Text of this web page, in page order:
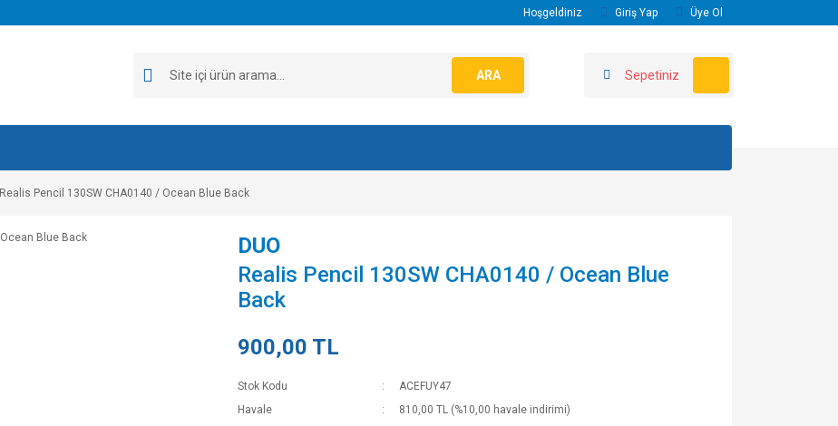
Hoşgeldiniz Giriş Yap Üye Ol
ARA Sepetiniz
Realis Pencil 130SW CHA0140 / Ocean Blue Back
DUO
Realis Pencil 130SW CHA0140 / Ocean Blue
Back
900,00 TL
Stok Kodu
ACEFUY47
Havale
810,00 TL (%10,00 havale indirimi)